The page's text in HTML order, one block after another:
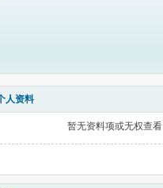
人资料
暂无资料项或无权查看